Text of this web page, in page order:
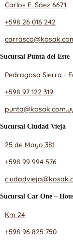
Carlos F. Sáez 6671
+598 26 016 242
Sucursal Punta del Este
Pedragosa Sierra -
+598 97 122 319
Sucursal Ciudad Vieja
25 de Mayo 381
+598 99 994 576
Sucursal Car One –
Km 24
+598 96 825 750